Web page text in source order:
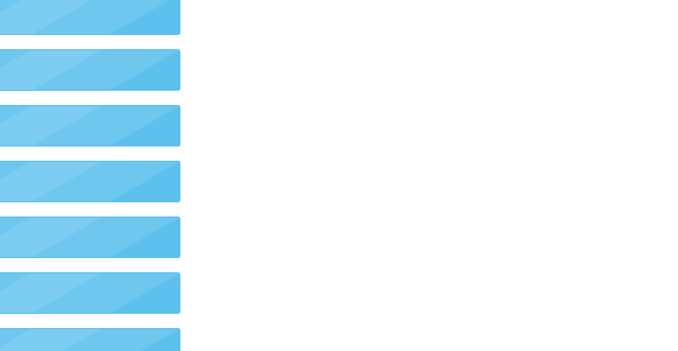
Расширенный вызов
(CALL, EDIT)